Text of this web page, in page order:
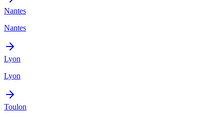
Nantes
Nantes
Lyon
Lyon
Toulon